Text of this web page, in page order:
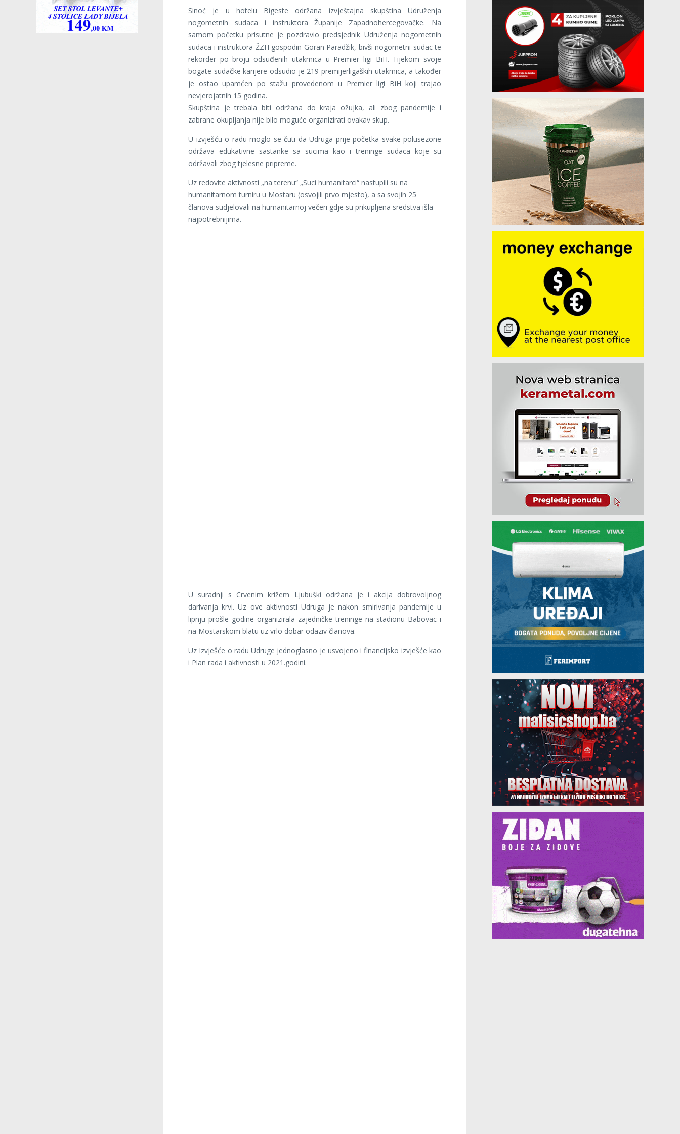
Sinoć je u hotelu Bigeste održana izvještajna skupština Udruženja
nogometnih sudaca i instruktora Županije Zapadnohercegovačke. Na
samom početku prisutne je pozdravio predsjednik Udruženja nogometnih
sudaca i instruktora ŽZH gospodin Goran Paradžik, bivši nogometni sudac te
rekorder po broju odsuđenih utakmica u Premier ligi BiH. Tijekom svoje
bogate sudačke karijere odsudio je 219 premijerligaških utakmica, a također
je ostao upamćen po stažu provedenom u Premier ligi BiH koji trajao
nevjerojatnih 15 godina.
Skupština je trebala biti održana do kraja ožujka, ali zbog pandemije i
zabrane okupljanja nije bilo moguće organizirati ovakav skup.
U izvješću o radu moglo se čuti da Udruga prije početka svake polusezone
održava edukativne sastanke sa sucima kao i treninge sudaca koje su
održavali zbog tjelesne pripreme.
Uz redovite aktivnosti „na terenu“ „Suci humanitarci“ nastupili su na
humanitarnom turniru u Mostaru (osvojili prvo mjesto), a sa svojih 25
članova sudjelovali na humanitarnoj večeri gdje su prikupljena sredstva išla
najpotrebnijima.
U suradnji s Crvenim križem Ljubuški održana je i akcija dobrovoljnog
darivanja krvi. Uz ove aktivnosti Udruga je nakon smirivanja pandemije u
lipnju prošle godine organizirala zajedničke treninge na stadionu Babovac i
na Mostarskom blatu uz vrlo dobar odaziv članova.
Uz Izvješće o radu Udruge jednoglasno je usvojeno i financijsko izvješće kao
i Plan rada i aktivnosti u 2021.godini.